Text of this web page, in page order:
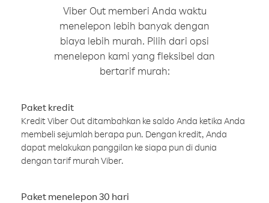
Viber Out memberi Anda waktu
menelepon lebih banyak dengan
biaya lebih murah. Pilih dari opsi
menelepon kami yang fleksibel dan
bertarif murah:
Paket kredit
Kredit Viber Out ditambahkan ke saldo Anda ketika Anda
membeli sejumlah berapa pun. Dengan kredit, Anda
dapat melakukan panggilan ke siapa pun di dunia
dengan tarif murah Viber.
Paket menelepon 30 hari